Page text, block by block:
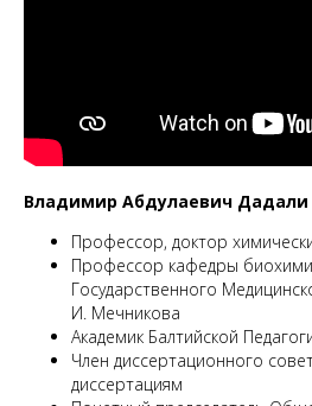
Владимир Абдулаевич Дадали
Профессор, доктор
Профессор кафедры
Государственного
И. Мечникова
Академик Балтийской
Член диссертационного
диссертациям